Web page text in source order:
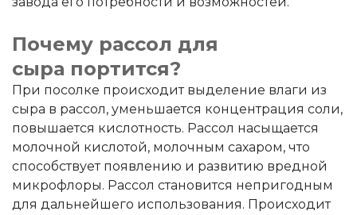
Почему рассол для
сыра портится?
При посолке происходит выделение влаги из
сыра в рассол, уменьшается концентрация соли,
повышается кислотность. Рассол насыщается
молочной кислотой, молочным сахаром, что
способствует появлению и развитию вредной
микрофлоры. Рассол становится непригодным
для дальнейшего использования. Происходит